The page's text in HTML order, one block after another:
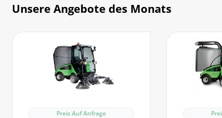
Unsere Angebote des Monats
Preis Auf Anfrage